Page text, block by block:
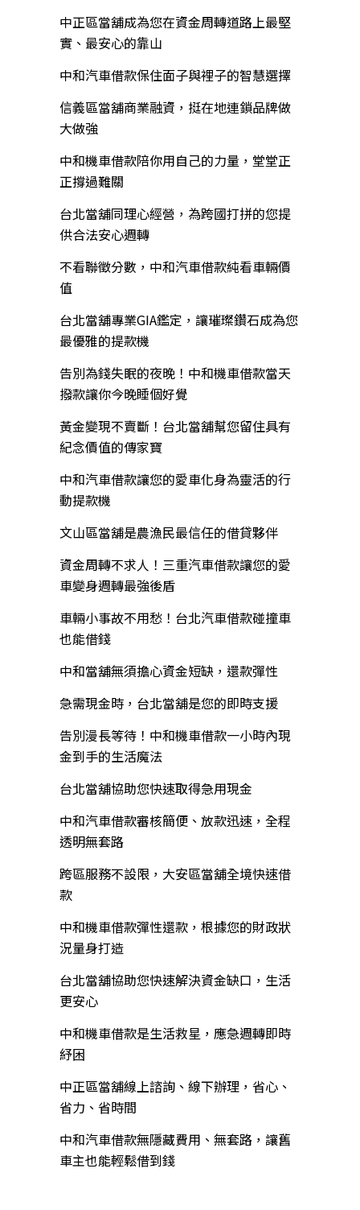
中正區當舖成為您在資金周轉道路上最堅
實、最安心的靠山
中和汽車借款保住面子與裡子的智慧選擇
信義區當舖商業融資，挺在地連鎖品牌做
大做強
中和機車借款陪你用自己的力量，堂堂正
正撐過難關
台北當舖同理心經營，為跨國打拼的您提
供合法安心週轉
不看聯徵分數，中和汽車借款純看車輛價
值
台北當舖專業GIA鑑定，讓璀璨鑽石成為您
最優雅的提款機
告別為錢失眠的夜晚！中和機車借款當天
撥款讓你今晚睡個好覺
黃金變現不賣斷！台北當舖幫您留住具有
紀念價值的傳家寶
中和汽車借款讓您的愛車化身為靈活的行
動提款機
文山區當舖是農漁民最信任的借貸夥伴
資金周轉不求人！三重汽車借款讓您的愛
車變身週轉最強後盾
車輛小事故不用愁！台北汽車借款碰撞車
也能借錢
中和當舖無須擔心資金短缺，還款彈性
急需現金時，台北當舖是您的即時支援
告別漫長等待！中和機車借款一小時內現
金到手的生活魔法
台北當舖協助您快速取得急用現金
中和汽車借款審核簡便、放款迅速，全程
透明無套路
跨區服務不設限，大安區當舖全境快速借
款
中和機車借款彈性還款，根據您的財政狀
況量身打造
台北當舖協助您快速解決資金缺口，生活
更安心
中和機車借款是生活救星，應急週轉即時
紓困
中正區當舖線上諮詢、線下辦理，省心、
省力、省時間
中和汽車借款無隱藏費用、無套路，讓舊
車主也能輕鬆借到錢